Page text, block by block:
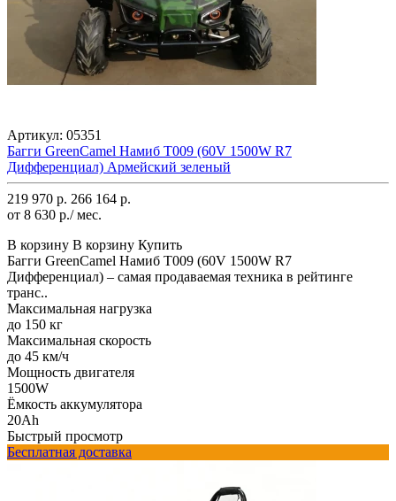
Артикул: 05351
Багги GreenCamel Намиб T009 (60V 1500W R7
Дифференциал) Армейский зеленый
219 970 р. 266 164 р.
от 8 630 р./ мес.
В корзину В корзину Купить
Багги GreenCamel Намиб T009 (60V 1500W R7
Дифференциал) – самая продаваемая техника в рейтинге
транс..
Максимальная нагрузка
до 150 кг
Максимальная скорость
до 45 км/ч
Мощность двигателя
1500W
Ёмкость аккумулятора
20Ah
Быстрый просмотр
Бесплатная доставка